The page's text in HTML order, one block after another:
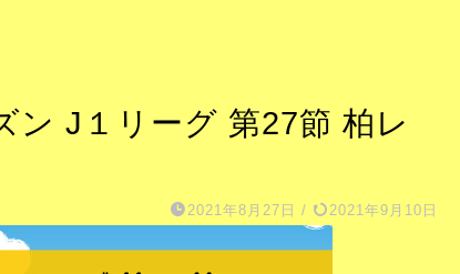
ン J１リーグ 第27節 柏レ
2021年8月27日 / 2021年9月10日